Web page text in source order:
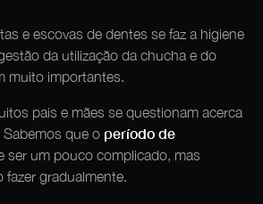
e escovas de dentes se faz a higiene
da utilização da chucha e do
muito importantes.
pais e mães se questionam acerca
que o período de
ser um pouco complicado, mas
fazer gradualmente.